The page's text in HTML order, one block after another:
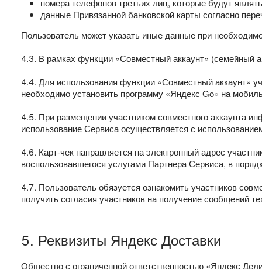
номера телефонов третьих лиц, которые будут
данные Привязанной банковской карты согласно
Пользователь может указать иные данные при
4.3. В рамках функции «Совместный аккаунт» (семейный
4.4. Для использования функции «Совместный аккаунт»
необходимо установить программу «Яндекс Go» на
4.5. При размещении участником совместного аккаунта
использование Сервиса осуществляется с
4.6. Карт-чек направляется на электронный адрес
воспользовавшегося услугами Партнера Сервиса, в
4.7. Пользователь обязуется ознакомить участников
получить согласия участников на получение сообщений
5. Реквизиты Яндекс Доставки
Общество с ограниченной ответственностью «Яндекс